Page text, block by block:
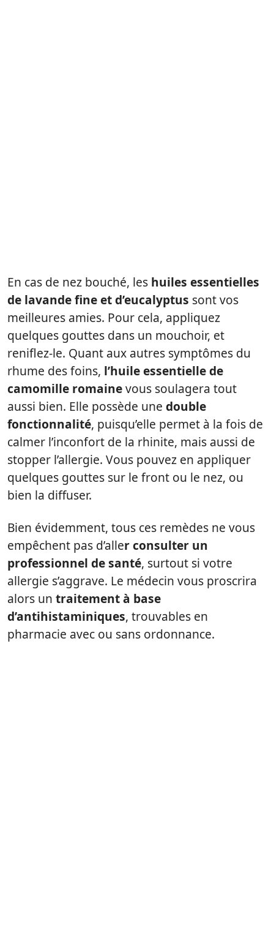
En cas de nez bouché, les huiles essentielles
de lavande fine et d’eucalyptus sont vos
meilleures amies. Pour cela, appliquez
quelques gouttes dans un mouchoir, et
reniflez-le. Quant aux autres symptômes du
rhume des foins, l’huile essentielle de
camomille romainevous soulagera tout
aussi bien. Elle possède une double
fonctionnalité, puisqu’elle permet à la fois de
calmer l’inconfort de la rhinite, mais aussi de
stopper l’allergie. Vous pouvez en appliquer
quelques gouttes sur le front ou le nez, ou
bien la diffuser.
Bien évidemment, tous ces remèdes ne vous
empêchent pas d’aller consulter un
professionnel de santé, surtout si votre
allergie s’aggrave. Le médecin vous proscrira
alors un traitement à base
d’antihistaminiques, trouvables en
pharmacie avec ou sans ordonnance.